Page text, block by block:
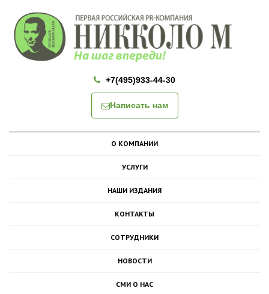
+7(495)933-44-30
Написать нам
О КОМПАНИИ
УСЛУГИ
НАШИ ИЗДАНИЯ
КОНТАКТЫ
СОТРУДНИКИ
НОВОСТИ
СМИ О НАС